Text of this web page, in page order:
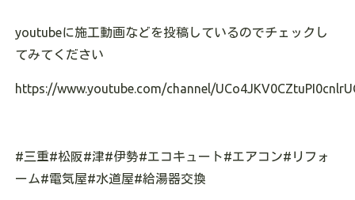
youtubeに施工動画などを投稿しているのでチェックし
てみてください
https://www.youtube.com/channel/
#三重#松阪#津#伊勢#エコキュート#エアコン#リフォ
ーム#電気屋#水道屋#給湯器交換